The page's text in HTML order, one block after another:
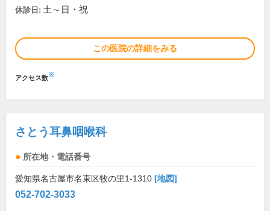
休診日: 土～日・祝
この医院の詳細をみる
アクセス数※
さとう耳鼻咽喉科
所在地・電話番号
愛知県名古屋市名東区牧の里1-1310 [地図]
052-702-3033